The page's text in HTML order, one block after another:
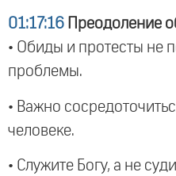
01:17:16 Преодоление
• Обиды и протесты не
проблемы.
• Важно
человеке.
• Служите Богу, а не